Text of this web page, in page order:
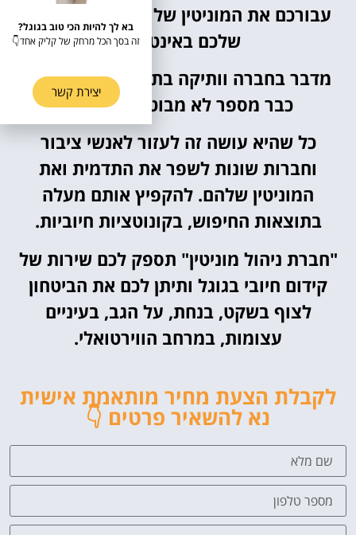
עבורכם את המוניטין של העסק או החברה
שלכם באינטרנט.
מדבר בחברה וותיקה בתחום, אשר פועלת
כבר מספר לא מבוטל של שנים.
כל שהיא עושה זה לעזור לאנשי ציבור
וחברות שונות לשפר את התדמית ואת
המוניטין שלהם. להקפיץ אותם מעלה
בתוצאות החיפוש, בקונוטציות חיוביות.
"חברת ניהול מוניטין" תספק לכם שירות של
קידום חיובי בגוגל ותיתן לכם את הביטחון
לצוף בשקט, בנחת, על הגב, בעיניים
עצומות, במרחב הווירטואלי.
לקבלת הצעת מחיר מותאמת אישית
נא להשאיר פרטים 👇
בא לך להיות הכי טוב בגוגל?
זה בסך הכל מרחק של קליק אחד👇
יצירת קשר